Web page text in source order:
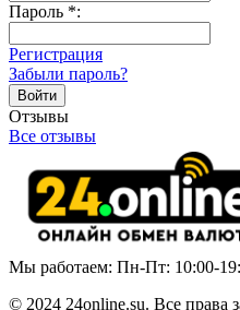
Пароль *:
Регистрация
Забыли пароль?
Отзывы
Все отзывы
Мы работаем: Пн-Пт: 10:00-
© 2024 24online.su. Все